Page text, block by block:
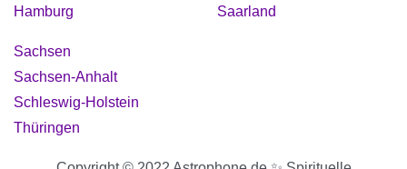
Hamburg
Saarland
Sachsen
Sachsen-Anhalt
Schleswig-Holstein
Thüringen